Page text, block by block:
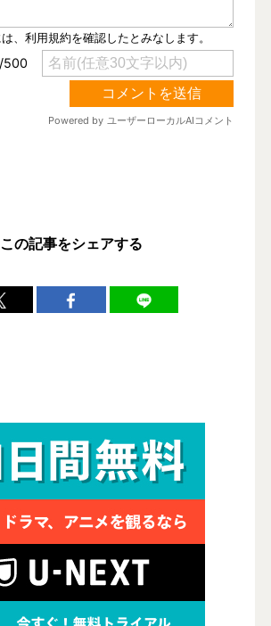
この記事をシェアする